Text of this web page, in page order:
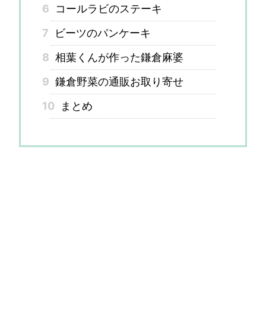
6
コールラビのステーキ
7
ビーツのパンケーキ
8 相葉くんが作った鎌倉麻婆
9 鎌倉野菜の通販お取り寄せ
10
まとめ